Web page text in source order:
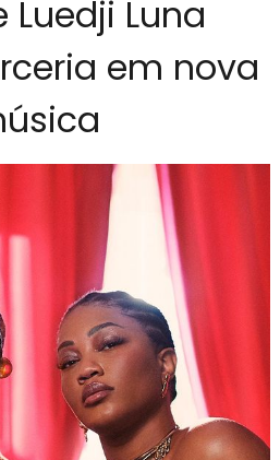
Luedji Luna
em nova